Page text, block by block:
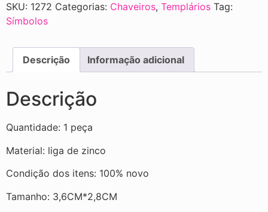
SKU: 1272 Categorias: Chaveiros, Templários Tag:
Símbolos
Descrição Informação adicional
Descrição
Quantidade: 1 peça
Material: liga de zinco
Condição dos itens: 100% novo
Tamanho: 3,6CM*2,8CM